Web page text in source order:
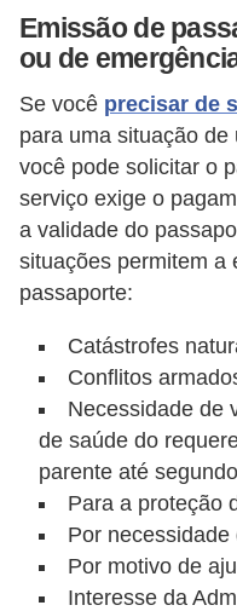
Emissão de
ou de
Se você precisar de
para uma situação
você pode solicitar o
serviço exige o
a validade do
situações permitem a
passaporte:
Catástrofes
Conflitos
Necessidade de
de saúde do
parente até
Para a proteção
Por necessidade
Por motivo de
Interesse da
l
I
l
u
s
ã